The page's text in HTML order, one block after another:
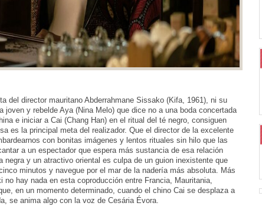
del director mauritano Abderrahmane Sissako (Kifa, 1961), ni su
y rebelde Aya (Nina Melo) que dice no a una boda concertada
e iniciar a Cai (Chang Han) en el ritual del té negro, consiguen
es la principal meta del realizador. Que el director de la excelente
con bonitas imágenes y lentos rituales sin hilo que las
a un espectador que espera más sustancia de esa relación
negra y un atractivo oriental es culpa de un guion inexistente que
minutos y navegue por el mar de la nadería más absoluta. Más
hay nada en esta coproducción entre Francia, Mauritania,
en un momento determinado, cuando el chino Cai se desplaza a
se anima algo con la voz de Cesária Évora.